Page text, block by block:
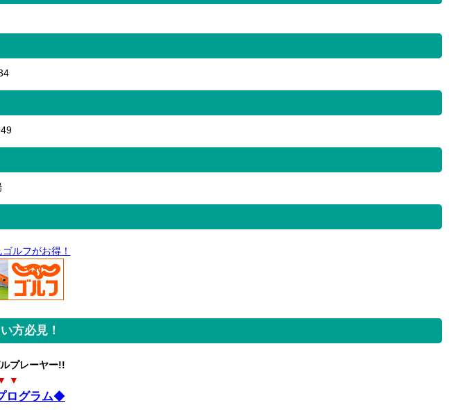
ルフがお得！
方必見！
プレーヤー!!
▼
ログラム◆